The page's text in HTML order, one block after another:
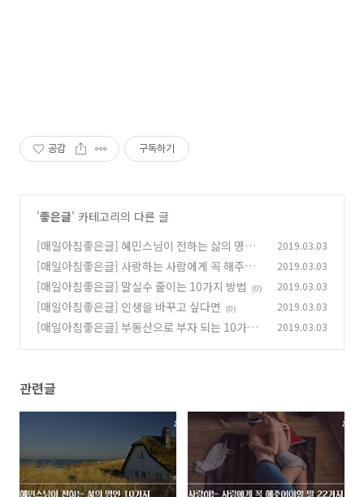
공감 구독하기
'좋은글' 카테고리의 다른 글
[매일아침좋은글] 혜민스님이 전하는 삶의 명언
10가지 (0)
2019.03.03
[매일아침좋은글] 사랑하는 사람에게 꼭 해주어
야할 말 22가지 (0)
2019.03.03
[매일아침좋은글] 말실수 줄이는 10가지 방법 (0) 2019.03.03
[매일아침좋은글] 인생을 바꾸고 싶다면 (0) 2019.03.03
[매일아침좋은글] 부동산으로 부자 되는 10가지
2019.03.03
관련글